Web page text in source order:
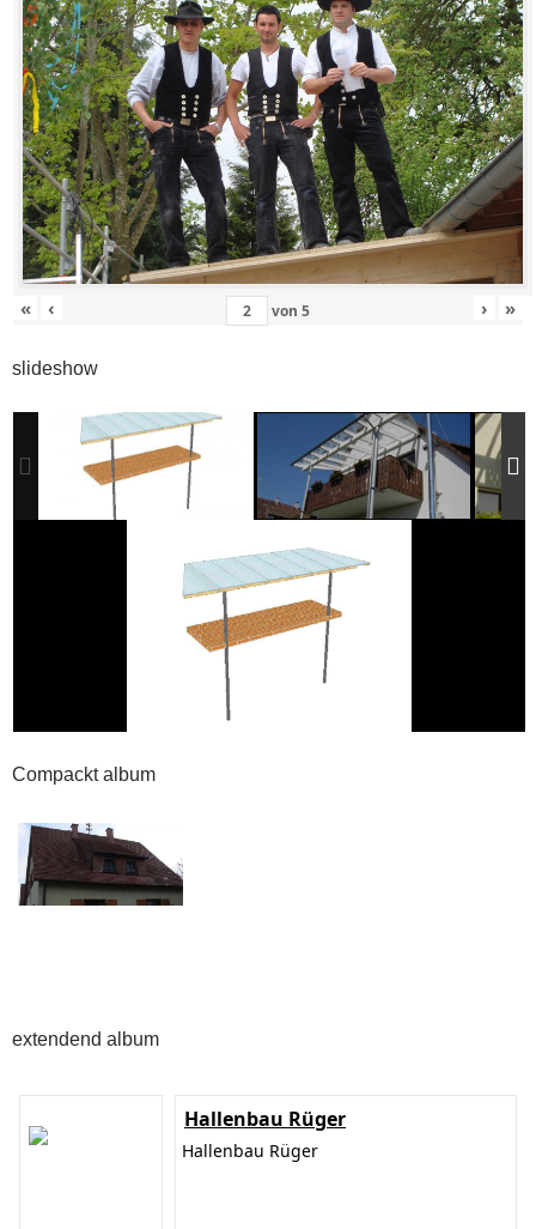
« ‹ von 5 › »
slideshow
Compackt album
extendend album
Hallenbau Rüger
Hallenbau Rüger